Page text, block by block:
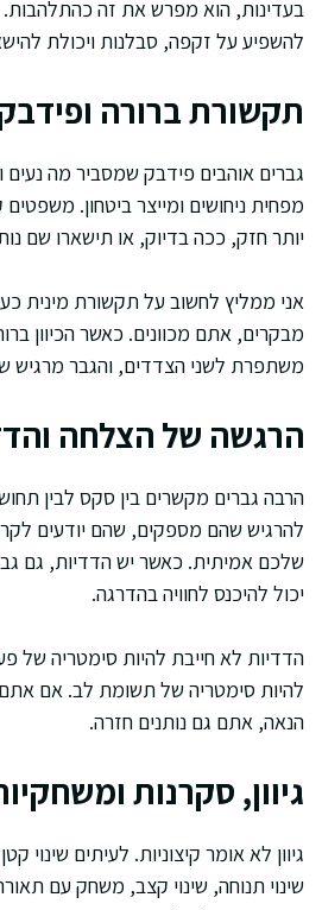
בעדינות, הוא מפרש את זה
להשפיע על זקפה, סבלנות ויכולת
תקשורת ברורה
גברים אוהבים פידבק שמסביר מה
מפחית ניחושים ומייצר ביטחון.
יותר חזק, ככה בדיוק, או תישארו שם
אני ממליץ לחשוב על תקשורת מינית
מבקרים, אתם מכוונים. כאשר הכיוון
משתפרת לשני הצדדים, והגבר מרגיש
הרגשה של הצלחה
הרבה גברים מקשרים בין סקס לבין
להרגיש שהם מספקים, שהם יודעים
שלכם אמיתית. כאשר יש הדדיות, גם
יכול להיכנס לחוויה בהדרגה.
הדדיות לא חייבת להיות סימטריה של
להיות סימטריה של תשומת לב. אם
הנאה, אתם גם נותנים חזרה.
גיוון, סקרנות
גיוון לא אומר קיצוניות. לעיתים שינוי
שינוי תנוחה, שינוי קצב, משחק עם